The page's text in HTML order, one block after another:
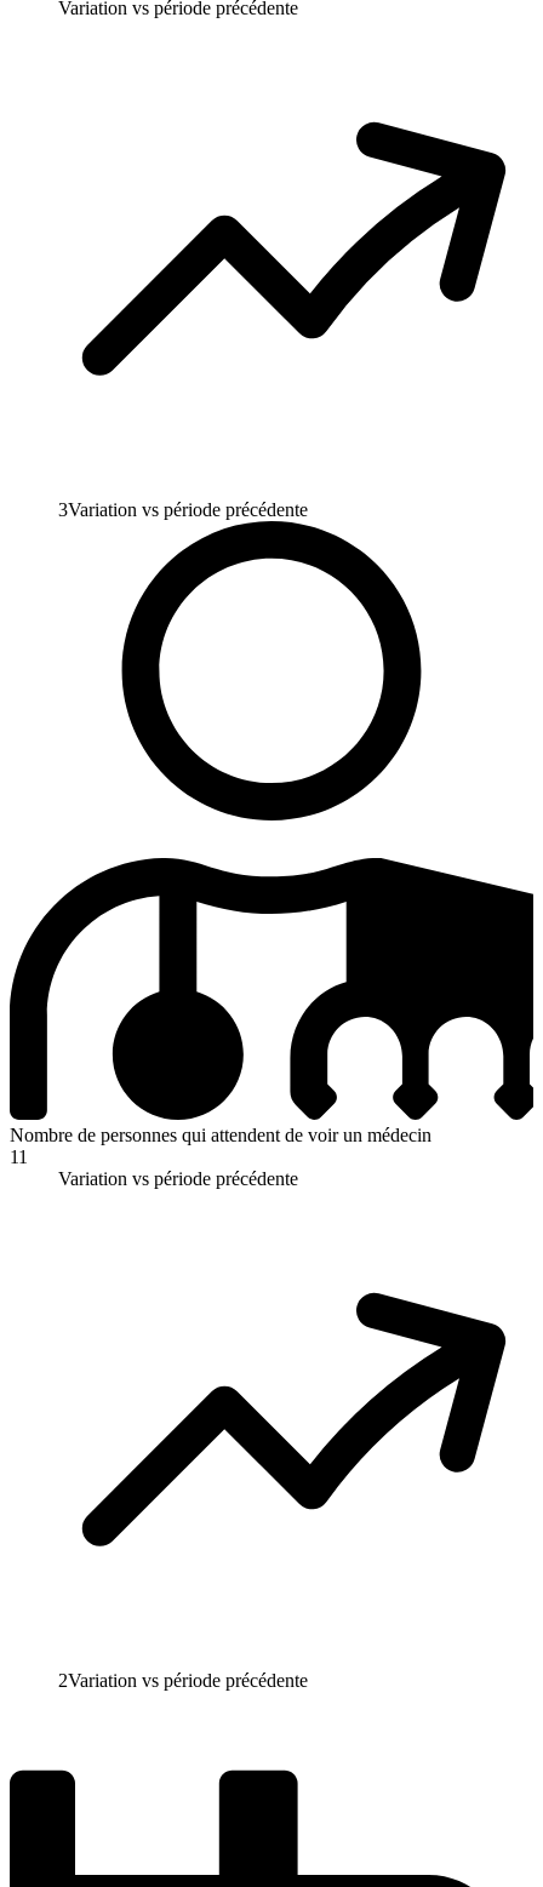
Variation vs période précédente
3Variation vs période précédente
Nombre de personnes qui attendent de voir un médecin
11
Variation vs période précédente
2Variation vs période précédente